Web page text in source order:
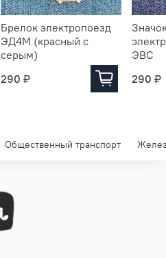
Брелок электропоезд
ЭД4М (красный с
серым)
290 ₽
ЭВС
290 ₽
Общественный транспорт